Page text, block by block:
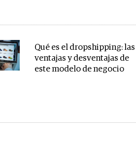
Qué es el dropshipping: las
ventajas y desventajas de
este modelo de negocio